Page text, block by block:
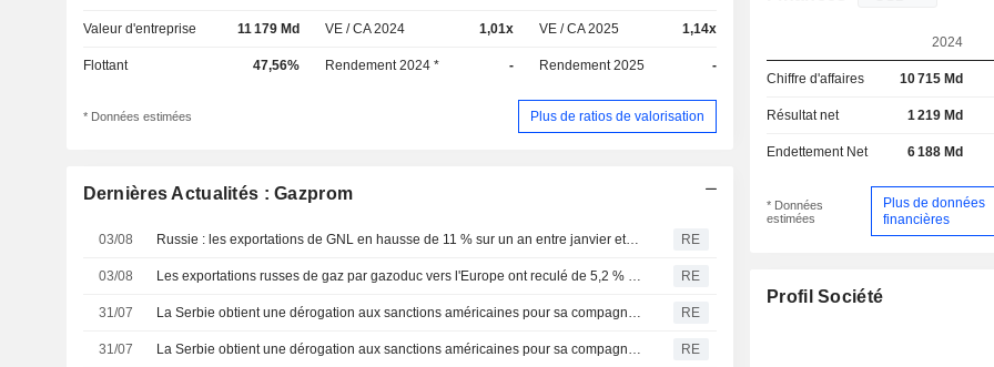
Valeur d'entreprise 11 179 Md VE / CA 2024 1,01x VE / CA 2025 1,14x
Flottant 47,56% Rendement 2024 * - Rendement 2025 -
* Données estimées Plus de ratios de valorisation
Dernières Actualités : Gazprom
03/08 Russie : les exportations de GNL en hausse de 11 % sur un an entre janvier et juillet RE
03/08 Les exportations russes de gaz par gazoduc vers l'Europe ont reculé de 5,2 % sur un an en juillet, selon les données RE
31/07 La Serbie obtient une dérogation aux sanctions américaines pour sa compagnie pétrolière NIS sous contrôle russe, selon la ministre de l'Énergie RE
31/07 La Serbie obtient une dérogation aux sanctions américaines pour sa compagnie pétrolière NIS, sous contrôle russe, selon la télévision RTS RE
2024
Chiffre d'affaires 10 715 Md
Résultat net 1 219 Md
Endettement Net 6 188 Md
* Données
estimées
Plus de données
financières
Profil Société